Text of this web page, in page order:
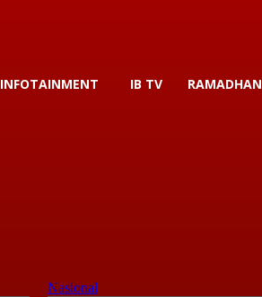
INFOTAINMENT IB TV RAMADHAN
Nasional